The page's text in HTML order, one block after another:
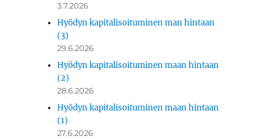
3.7.2026
Hyödyn kapitalisoituminen man hintaan
(3)
29.6.2026
Hyödyn kapitalisoituminen maan hintaan
(2)
28.6.2026
Hyödyn kapitalisoituminen maan hintaan
(1)
27.6.2026